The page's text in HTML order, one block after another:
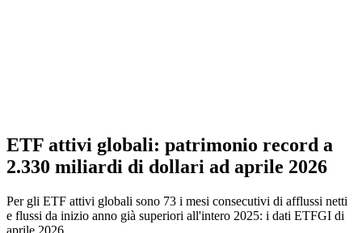
ETF attivi globali: patrimonio record a
2.330 miliardi di dollari ad aprile 2026
Per gli ETF attivi globali sono 73 i mesi consecutivi di afflussi netti
e flussi da inizio anno già superiori all'intero 2025: i dati ETFGI di